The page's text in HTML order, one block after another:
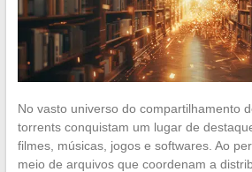
No vasto universo do compartilhamento
torrents conquistam um lugar de
filmes, músicas, jogos e softwares. Ao
meio de arquivos que coordenam a